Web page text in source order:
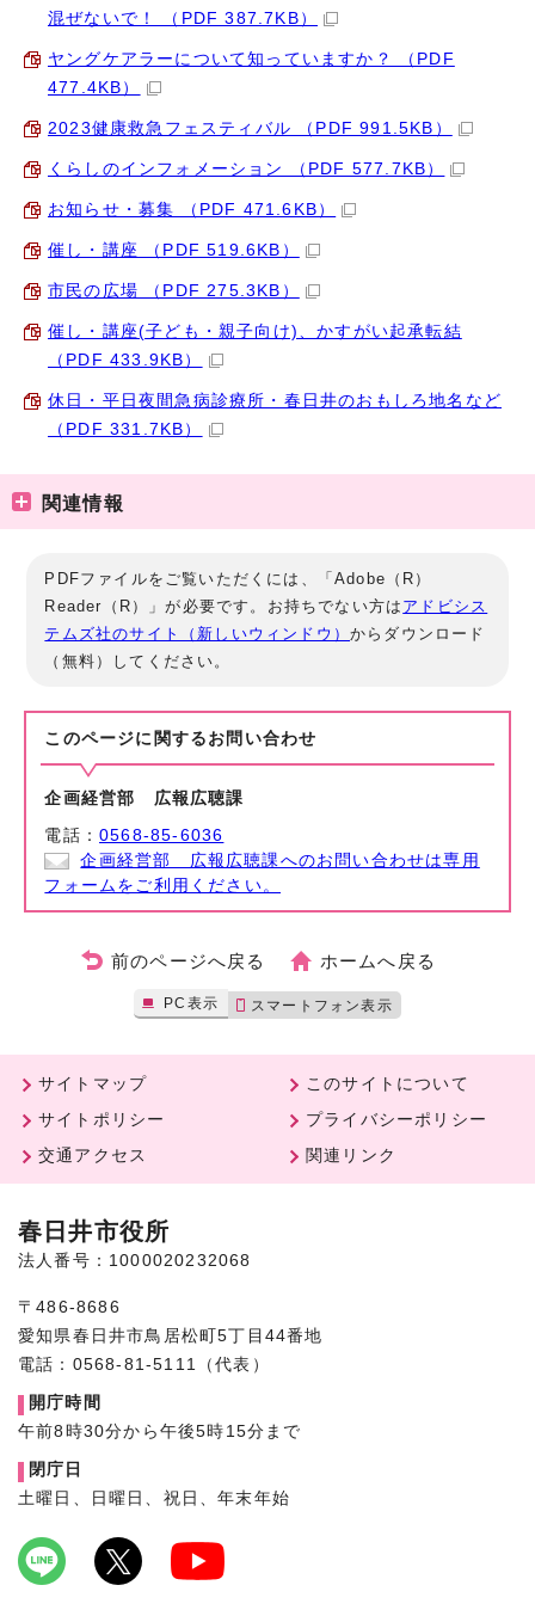
混ぜないで！ （PDF 387.7KB）
ヤングケアラーについて知っていますか？ （PDF
477.4KB）
2023健康救急フェスティバル （PDF 991.5KB）
くらしのインフォメーション （PDF 577.7KB）
お知らせ・募集 （PDF 471.6KB）
催し・講座 （PDF 519.6KB）
市民の広場 （PDF 275.3KB）
催し・講座(子ども・親子向け)、かすがい起承転結
（PDF 433.9KB）
休日・平日夜間急病診療所・春日井のおもしろ地名など
（PDF 331.7KB）
関連情報
PDFファイルをご覧いただくには、「Adobe（R）
Reader（R）」が必要です。お持ちでない方は アドビシス
テムズ社のサイト（新しいウィンドウ）からダウンロード
（無料）してください。
このページに関する お問い合わせ
企画経営部 広報広聴課
電話：0568-85-6036
企画経営部 広報広聴課へのお問い合わせは専用
フォームをご利用ください。
前のページへ戻る ホームへ戻る
PC表示 スマートフォン表示
サイトマップ
このサイトについて
サイトポリシー
プライバシーポリシー
交通アクセス
関連リンク
春日井市役所
法人番号：1000020232068
〒486-8686
愛知県春日井市鳥居松町5丁目44番地
電話：0568-81-5111（代表）
開庁時間
午前8時30分から午後5時15分まで
閉庁日
土曜日、日曜日、祝日、年末年始